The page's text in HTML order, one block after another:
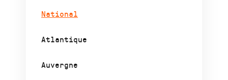
National
Atlantique
Auvergne